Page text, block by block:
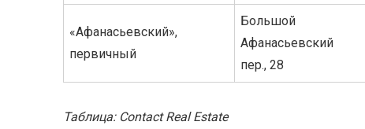
«Афанасьевский»,
первичный
Большой
Афанасьевский
пер., 28
Таблица: Contact Real Estate